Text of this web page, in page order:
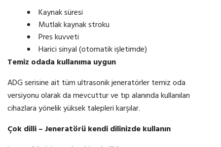
Kaynak süresi
Mutlak kaynak stroku
Pres kuvveti
Harici sinyal (otomatik işletimde)
Temiz odada kullanıma uygun
ADG serisine ait tüm ultrasonik jeneratörler temiz oda
versiyonu olarak da mevcuttur ve tıp alanında kullanılan
cihazlara yönelik yüksek talepleri karşılar.
Çok dilli – Jeneratörü kendi dilinizde kullanın